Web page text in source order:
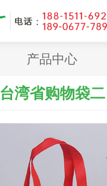
产品中心
台湾省购物袋二